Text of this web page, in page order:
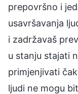
prepovršno i
usavršavanja
i zadržavaš
u stanju stajati
primjenjivati
ljudi ne mogu